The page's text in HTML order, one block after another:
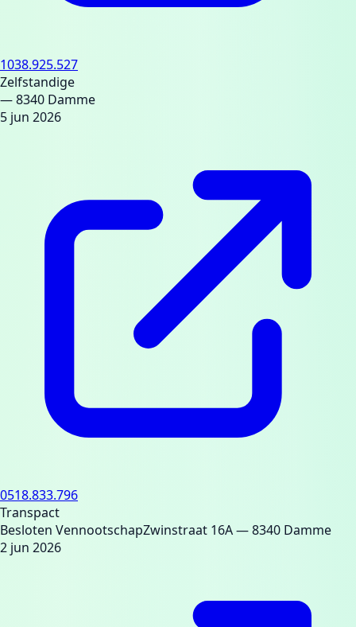
1038.925.527
Zelfstandige
— 8340 Damme
5 jun 2026
0518.833.796
Transpact
Besloten VennootschapZwinstraat 16A— 8340 Damme
2 jun 2026